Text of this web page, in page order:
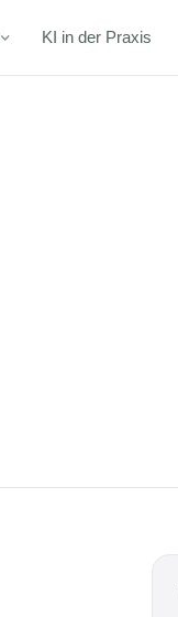
KI in der Praxis